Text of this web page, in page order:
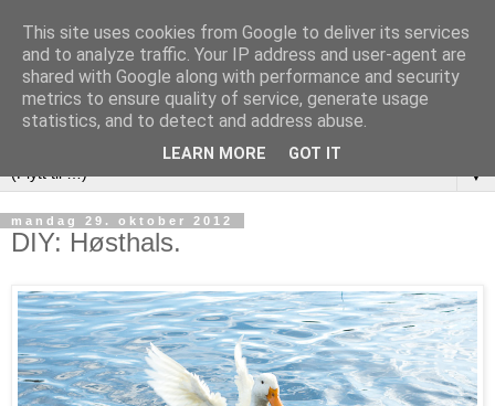
▼
mandag 29. oktober 2012
DIY: Høsthals.
This site uses cookies from Google to deliver its services
and to analyze traffic. Your IP address and user-agent are
shared with Google along with performance and security
metrics to ensure quality of service, generate usage
statistics, and to detect and address abuse.
LEARN MORE GOT IT